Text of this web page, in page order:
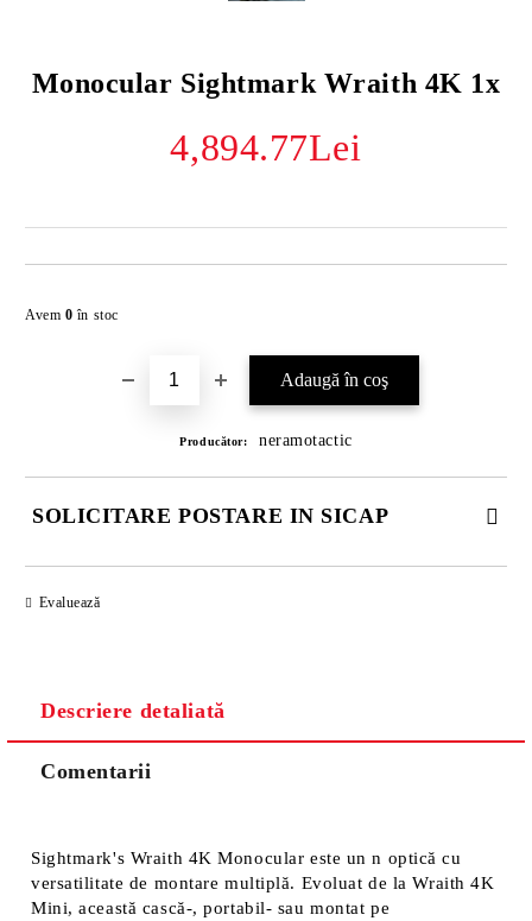
Monocular Sightmark Wraith 4K 1x
4,894.77Lei
Avem 0 în stoc
Producător: neramotactic
SOLICITARE POSTARE IN SICAP
Evaluează
Descriere detaliată
Comentarii
Sightmark's Wraith 4K Monocular este un n optică cu
versatilitate de montare multiplă. Evoluat de la Wraith 4K
Mini, această cască-, portabil- sau montat pe